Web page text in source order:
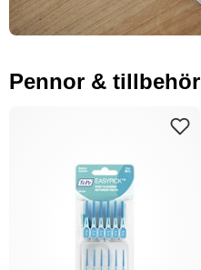
Pennor & tillbehör